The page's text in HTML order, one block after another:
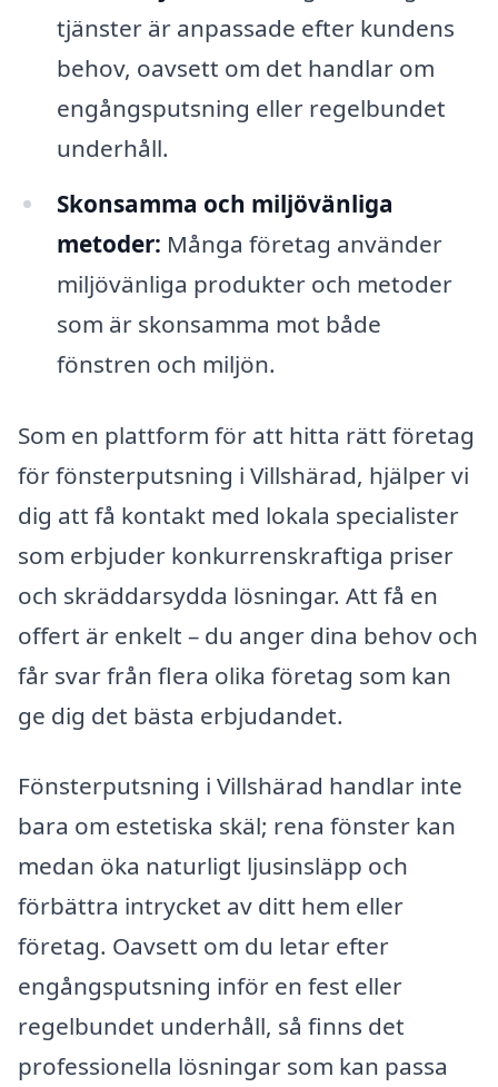
tjänster är anpassade efter kundens
behov, oavsett om det handlar om
engångsputsning eller regelbundet
underhåll.
Skonsamma och miljövänliga
metoder: Många företag använder
miljövänliga produkter och metoder
som är skonsamma mot både
fönstren och miljön.
Som en plattform för att hitta rätt företag
för fönsterputsning i Villshärad, hjälper vi
dig att få kontakt med lokala specialister
som erbjuder konkurrenskraftiga priser
och skräddarsydda lösningar. Att få en
offert är enkelt – du anger dina behov och
får svar från flera olika företag som kan
ge dig det bästa erbjudandet.
Fönsterputsning i Villshärad handlar inte
bara om estetiska skäl; rena fönster kan
medan öka naturligt ljusinsläpp och
förbättra intrycket av ditt hem eller
företag. Oavsett om du letar efter
engångsputsning inför en fest eller
regelbundet underhåll, så finns det
professionella lösningar som kan passa